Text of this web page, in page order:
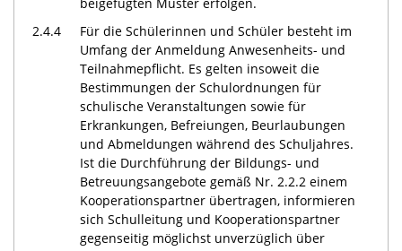
2.4.4
Für die Schülerinnen und Schüler besteht im
Umfang der Anmeldung Anwesenheits- und
Teilnahmepflicht. Es gelten insoweit die
Bestimmungen der Schulordnungen für
schulische Veranstaltungen sowie für
Erkrankungen, Befreiungen, Beurlaubungen
und Abmeldungen während des Schuljahres.
Ist die Durchführung der Bildungs- und
Betreuungsangebote gemäß Nr. 2.2.2 einem
Kooperationspartner übertragen, informieren
sich Schulleitung und Kooperationspartner
gegenseitig möglichst unverzüglich über